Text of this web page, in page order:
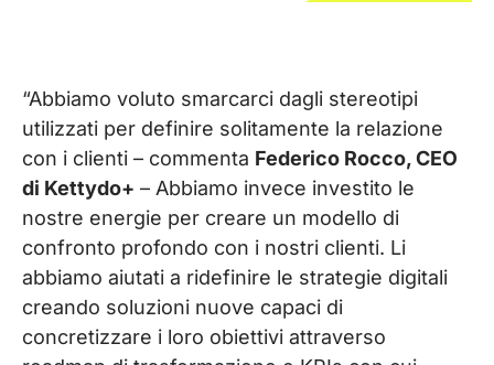
“Abbiamo voluto smarcarci dagli stereotipi
utilizzati per definire solitamente la relazione
con i clienti – commenta Federico Rocco, CEO
di Kettydo+ – Abbiamo invece investito le
nostre energie per creare un modello di
confronto profondo con i nostri clienti. Li
abbiamo aiutati a ridefinire le strategie digitali
creando soluzioni nuove capaci di
concretizzare i loro obiettivi attraverso